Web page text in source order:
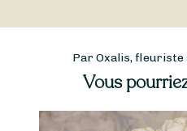
Par Oxalis,
Vous